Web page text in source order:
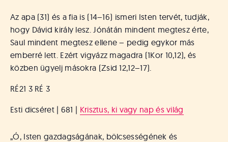
Az apa (31) és a fia is (14–16) ismeri Isten tervét, tudják,
hogy Dávid király lesz. Jónátán mindent megtesz érte,
Saul mindent megtesz ellene – pedig egykor más
emberré lett. Ezért vigyázz magadra (1Kor 10,12), és
közben ügyelj másokra (Zsid 12,12–17).
RÉ21 3 RÉ 3
Esti dicséret | 681 | Krisztus, ki vagy nap és világ
„Ó, Isten gazdagságának, bölcsességének és